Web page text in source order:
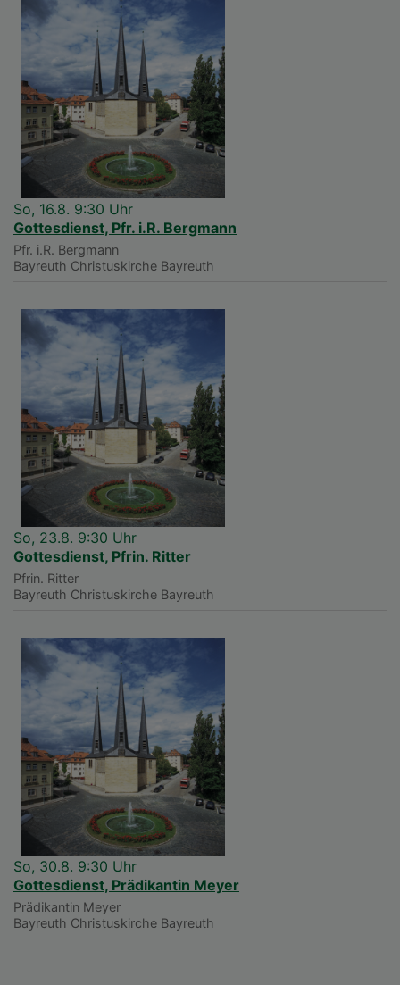
So, 16.8. 9:30 Uhr
Gottesdienst, Pfr. i.R. Bergmann
Pfr. i.R. Bergmann
Bayreuth Christuskirche Bayreuth
So, 23.8. 9:30 Uhr
Gottesdienst, Pfrin. Ritter
Pfrin. Ritter
Bayreuth Christuskirche Bayreuth
So, 30.8. 9:30 Uhr
Gottesdienst, Prädikantin Meyer
Prädikantin Meyer
Bayreuth Christuskirche Bayreuth